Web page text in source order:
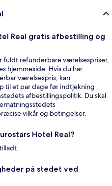
Real gratis afbestilling og
fuldt refunderbare værelsespriser,
hjemmeside. Hvis du har
værelsespris, kan
til et par dage før indtjekning
afbestillingspolitik. Du skal
vilkår og betingelser.
Hotel Real?
på stedet ved